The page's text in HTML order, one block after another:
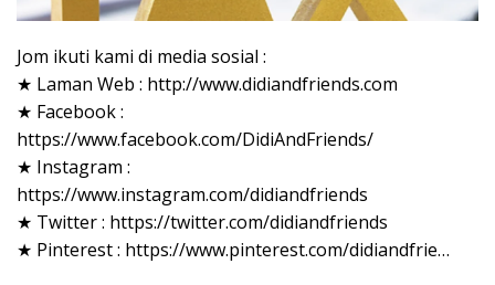
Jom ikuti kami di media sosial :
★ Laman Web : http://www.didiandfriends.com
★ Facebook :
https://www.facebook.com/DidiAndFriends/
★ Instagram :
https://www.instagram.com/didiandfriends
★ Twitter : https://twitter.com/didiandfriends
★ Pinterest : https://www.pinterest.com/didiandfrie…